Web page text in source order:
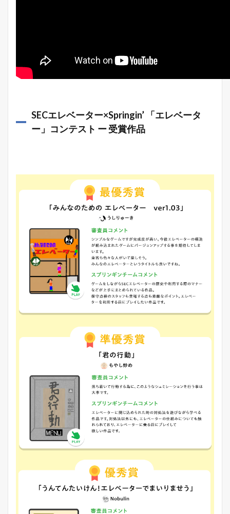
SECエレベーター×Springin’ 「エレベータ
ー」コンテスト ー 受賞作品